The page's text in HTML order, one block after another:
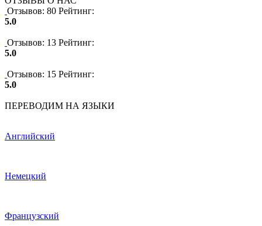
Отзывов: 80 Рейтинг:
5.0
Отзывов: 13 Рейтинг:
5.0
Отзывов: 15 Рейтинг:
5.0
ПЕРЕВОДИМ НА ЯЗЫКИ
Английский
Немецкий
Французский